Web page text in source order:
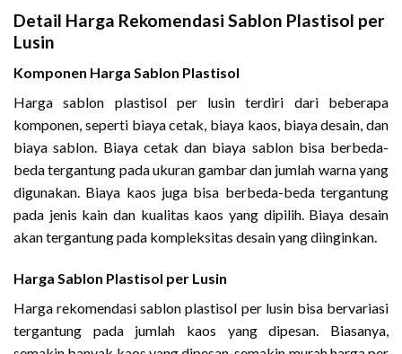
Detail Harga Rekomendasi Sablon Plastisol per
Lusin
Komponen Harga Sablon Plastisol
Harga sablon plastisol per lusin terdiri dari beberapa
komponen, seperti biaya cetak, biaya kaos, biaya desain, dan
biaya sablon. Biaya cetak dan biaya sablon bisa berbeda-
beda tergantung pada ukuran gambar dan jumlah warna yang
digunakan. Biaya kaos juga bisa berbeda-beda tergantung
pada jenis kain dan kualitas kaos yang dipilih. Biaya desain
akan tergantung pada kompleksitas desain yang diinginkan.
Harga Sablon Plastisol per Lusin
Harga rekomendasi sablon plastisol per lusin bisa bervariasi
tergantung pada jumlah kaos yang dipesan. Biasanya,